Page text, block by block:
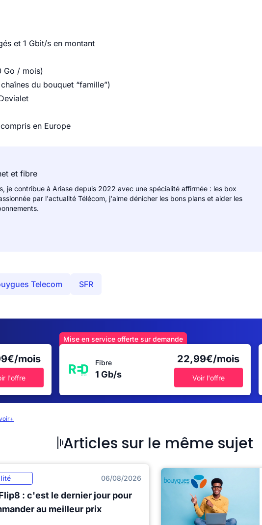
et 1 Gbit/s en montant
Go / mois)
du bouquet “famille”)
en Europe
et fibre
je contribue à Ariase depuis 2022 avec une spécialité affirmée : les box
par l'actualité Télécom, j'aime dénicher les bons plans et aider les
Telecom SFR
mois
l'offre
Mise en service offerte sur demande
Fibre
1 Gb/s
22,99€/mois
Voir l'offre
Articles sur le même sujet
06/08/2026
: c'est le dernier jour pour
au meilleur prix